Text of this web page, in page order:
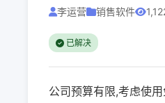
李运营 销售软件
已解决
公司预算有限,考虑使